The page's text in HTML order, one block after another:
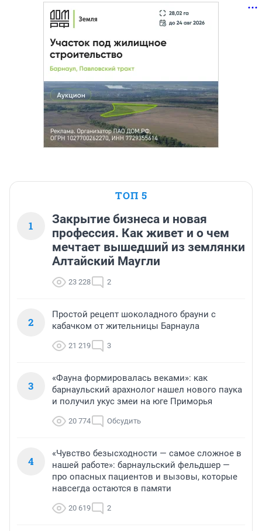
ТОП 5
1
Закрытие бизнеса и новая
профессия. Как живет и о чем
мечтает вышедший из землянки
Алтайский Маугли
23 228 2
2
Простой рецепт шоколадного брауни с
кабачком от жительницы Барнаула
21 219 3
3
«Фауна формировалась веками»: как
барнаульский арахнолог нашел нового паука
и получил укус змеи на юге Приморья
20 774 Обсудить
4
«Чувство безысходности — самое сложное в
нашей работе»: барнаульский фельдшер —
про опасных пациентов и вызовы, которые
навсегда остаются в памяти
20 619 2